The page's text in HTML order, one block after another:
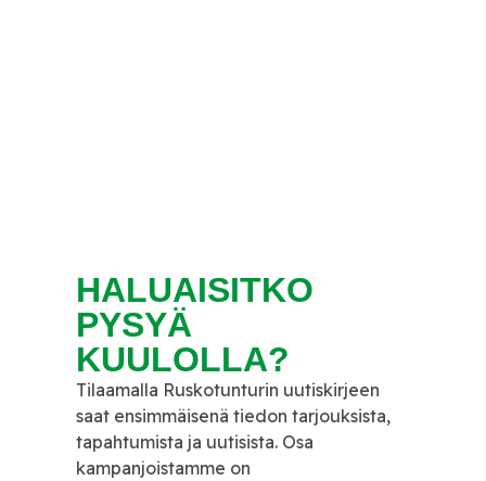
HALUAISITKO
PYSYÄ
KUULOLLA?
Tilaamalla Ruskotunturin uutiskirjeen
saat ensimmäisenä tiedon tarjouksista,
tapahtumista ja uutisista. Osa
kampanjoistamme on